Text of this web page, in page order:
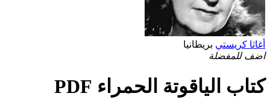
أغاثا كريستي بريطانيا
اضف للمفضلة
كتاب الياقوتة الحمراء PDF